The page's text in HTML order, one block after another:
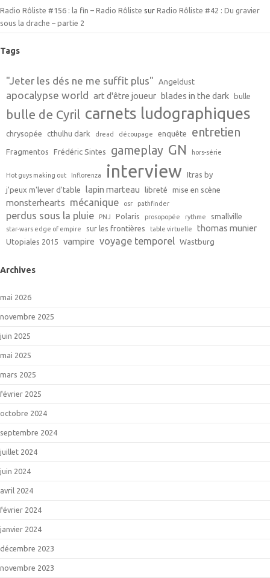
Radio Rôliste #156 : la fin – Radio Rôliste sur Radio Rôliste #42 : Du gravier
sous la drache – partie 2
Tags
"Jeter les dés ne me suffit plus" Angeldust
apocalypse world art d'être joueur blades in the dark bulle
bulle de Cyril carnets ludographiques
chrysopée cthulhu dark dread découpage enquête entretien
Fragmentos Frédéric Sintes gameplay GN hors-série
Hot guys making out Inflorenza interview
Itras by
j'peux m'lever d'table
lapin marteau libreté mise en scène
monsterhearts mécanique osr pathfinder
perdus sous la pluie PNJ Polaris prosopopée rythme smallville
star-wars edge of empire sur les frontières table virtuelle thomas munier
Utopiales 2015 vampire voyage temporel Wastburg
Archives
mai 2026
novembre 2025
juin 2025
mai 2025
mars 2025
février 2025
octobre 2024
septembre 2024
juillet 2024
juin 2024
avril 2024
février 2024
janvier 2024
décembre 2023
novembre 2023